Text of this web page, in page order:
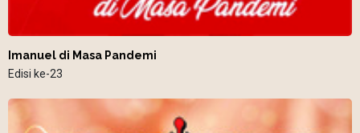
Imanuel di Masa Pandemi
Edisi ke-23